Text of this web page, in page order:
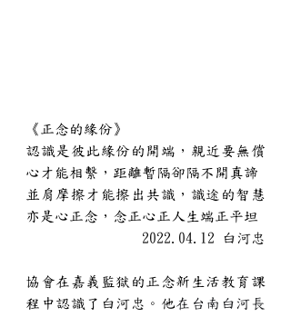
《正念的緣份》
認識是彼此緣份的開端，親近要無償
心才能相繫，距離暫隔卻隔不開真諦
並肩摩擦才能擦出共識，識途的智慧
亦是心正念，念正心正人生端正平坦
2022.04.12
白河忠
協會在嘉義監獄的正念新生活教育課
程中認識了 白河忠 。他在台南白河長